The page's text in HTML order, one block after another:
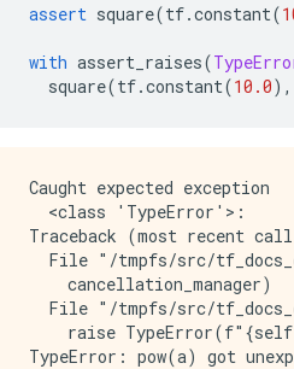
assert square(tf.constant(
with assert_raises(
square(tf.constant(10.0),
Caught expected exception
  <class 'TypeError'>:
Traceback (most recent
File "/tmpfs/src/
    cancellation_manager)
File "/tmpfs/src/
raise
TypeError: pow(a) got